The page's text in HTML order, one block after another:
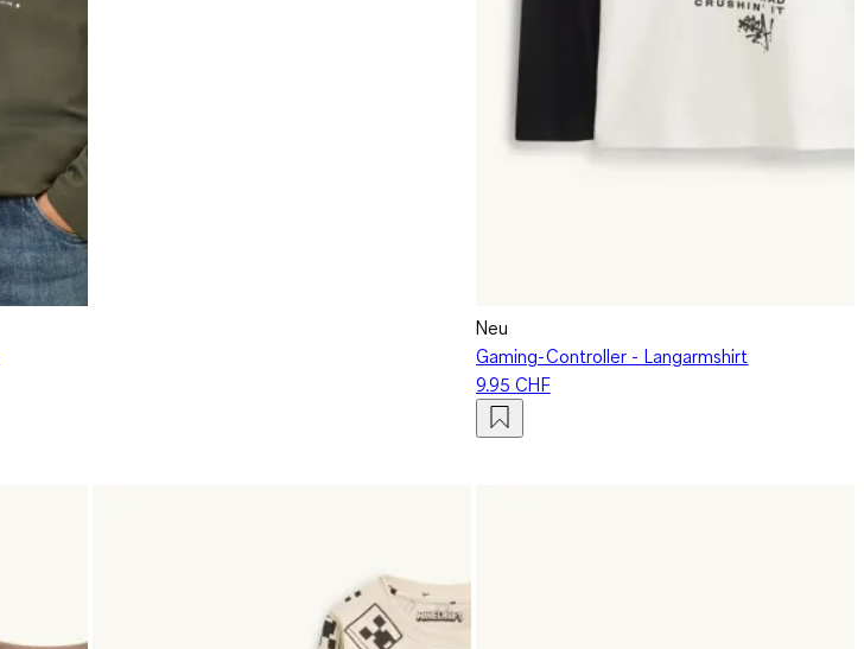
Neu
Gaming-Controller - Langarmshirt
9.95 CHF